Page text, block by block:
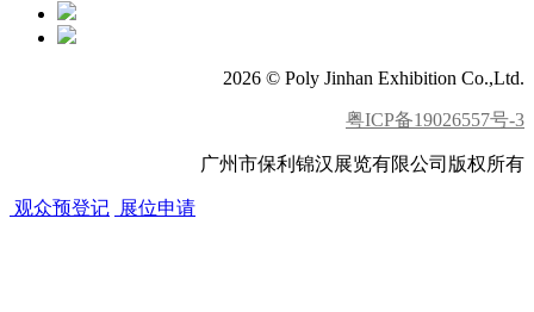
2026 © Poly Jinhan Exhibition Co.,Ltd.
粤ICP备19026557号-3
广州市保利锦汉展览有限公司版权所有
观众预登记 展位申请